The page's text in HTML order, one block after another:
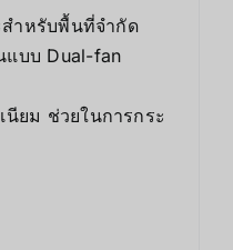
ำหรับพื้นที่จำกัด
แบบ Dual-fan
นียม ช่วยในการกระ